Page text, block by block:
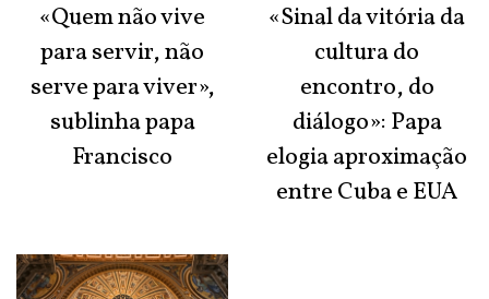
«Quem não vive
para servir, não
serve para viver»,
sublinha papa
Francisco
«Sinal da vitória da
cultura do
encontro, do
diálogo»: Papa
elogia aproximação
entre Cuba e EUA